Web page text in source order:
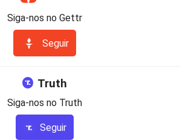
Siga-nos no Gettr
Seguir
Truth
Siga-nos no Truth
Seguir